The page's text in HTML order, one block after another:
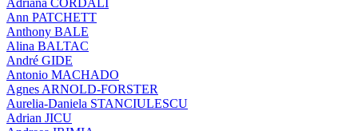
Ann PATCHETT
Anthony BALE
Alina BALTAC
André GIDE
Antonio MACHADO
Agnes ARNOLD-FORSTER
Aurelia-Daniela STANCIULESCU
Adrian JICU